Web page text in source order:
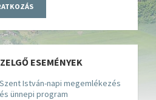
ESEMÉNYEK
Szent István-napi megemlékezés
és ünnepi program